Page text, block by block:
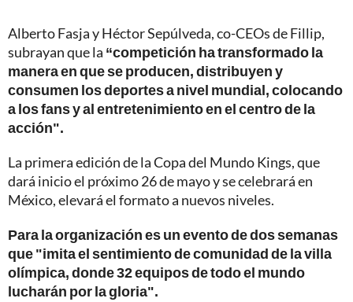
Alberto Fasja y Héctor Sepúlveda, co-CEOs de Fillip,
subrayan que la “competición ha transformado la
manera en que se producen, distribuyen y
consumen los deportes a nivel mundial, colocando
a los fans y al entretenimiento en el centro de la
acción".
La primera edición de la Copa del Mundo Kings, que
dará inicio el próximo 26 de mayo y se celebrará en
México, elevará el formato a nuevos niveles.
Para la organización es un evento de dos semanas
que "imita el sentimiento de comunidad de la villa
olímpica, donde 32 equipos de todo el mundo
lucharán por la gloria".